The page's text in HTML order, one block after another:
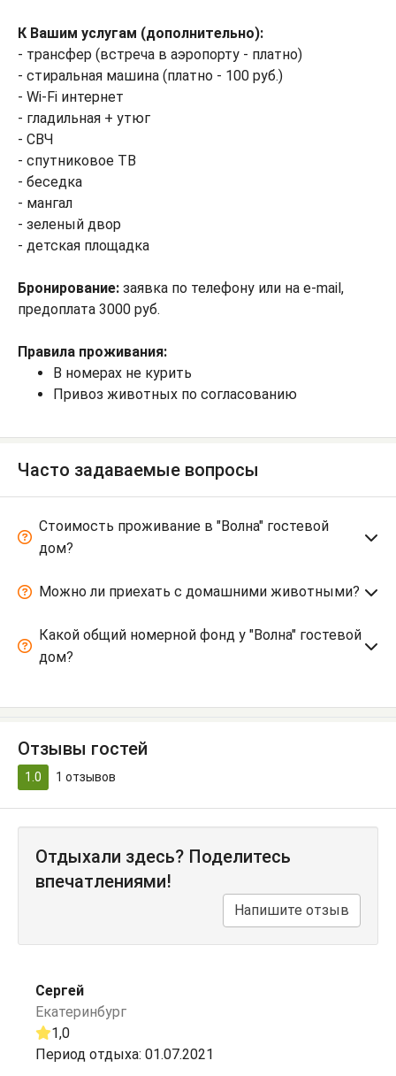
К Вашим услугам (дополнительно):
- трансфер (встреча в аэропорту - платно)
- стиральная машина (платно - 100 руб.)
- Wi-Fi интернет
- гладильная + утюг
- СВЧ
- спутниковое ТВ
- беседка
- мангал
- зеленый двор
- детская площадка
Бронирование: заявка по телефону или на e-mail,
предоплата 3000 руб.
Правила проживания:
В номерах не курить
Привоз животных по согласованию
Часто задаваемые вопросы
Стоимость проживание в "Волна" гостевой
дом?
Можно ли приехать с домашними животными?
Какой общий номерной фонд у "Волна" гостевой
дом?
Отзывы гостей
1.0 1 отзывов
Отдыхали здесь? Поделитесь
впечатлениями!
Напишите отзыв
Сергей
Екатеринбург
1,0
Период отдыха: 01.07.2021